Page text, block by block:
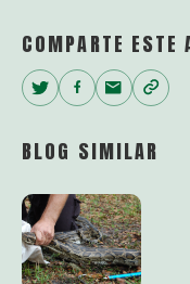
COMPARTE ESTE
TwitterEmail
BLOG SIMILAR